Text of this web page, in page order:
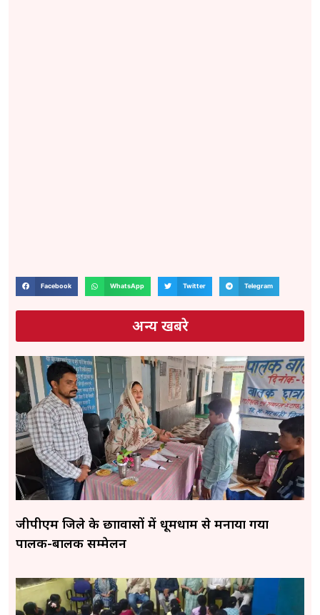
Facebook WhatsApp Twitter Telegram
अन्य खबरे
जीपीएम जिले के छात्रावासों में धूमधाम से मनाया गया
पालक-बालक सम्मेलन